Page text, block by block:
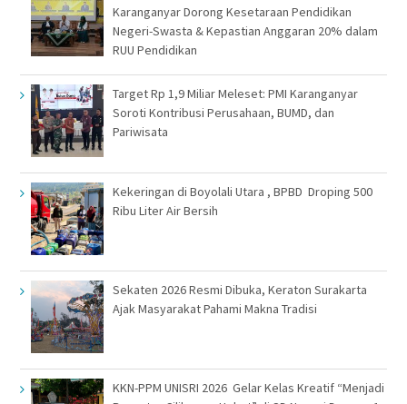
Karanganyar Dorong Kesetaraan Pendidikan
Negeri-Swasta & Kepastian Anggaran 20% dalam
RUU Pendidikan
Target Rp 1,9 Miliar Meleset: PMI Karanganyar
Soroti Kontribusi Perusahaan, BUMD, dan
Pariwisata
Kekeringan di Boyolali Utara , BPBD Droping 500
Ribu Liter Air Bersih
Sekaten 2026 Resmi Dibuka, Keraton Surakarta
Ajak Masyarakat Pahami Makna Tradisi
KKN-PPM UNISRI 2026 Gelar Kelas Kreatif “Menjadi